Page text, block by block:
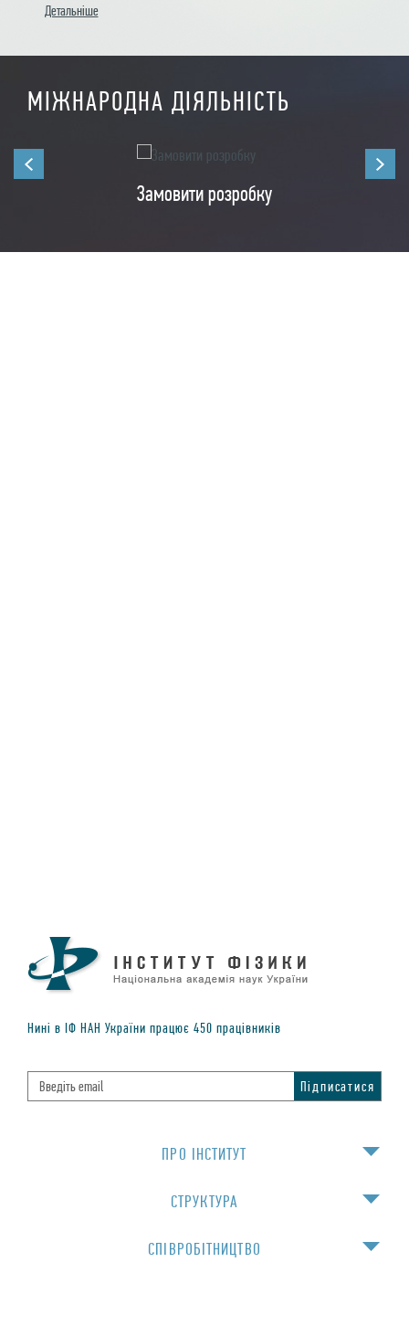
Детальнiше
МIЖНАРОДНА ДIЯЛЬНIСТЬ
Замовити розробку
Нинi в IФ НАН України працює 450 працiвникiв
ПРО IНСТИТУТ
СТРУКТУРА
СПIВРОБIТНИЦТВО